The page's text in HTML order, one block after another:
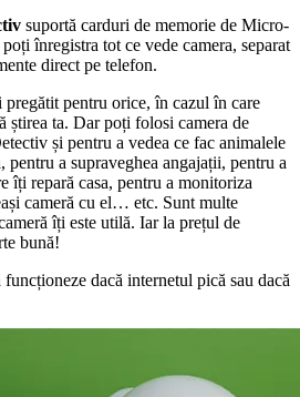
suportă carduri de memorie de Micro-
înregistra tot ce vede camera, separat
direct pe telefon.
pregătit pentru orice, în cazul în care
știrea ta. Dar poți folosi camera de
și pentru a vedea ce fac animalele
pentru a supraveghea angajații, pentru a
îți repară casa, pentru a monitoriza
cameră cu el… etc. Sunt multe
îți este utilă. Iar la prețul de
bună!
dacă internetul pică sau dacă